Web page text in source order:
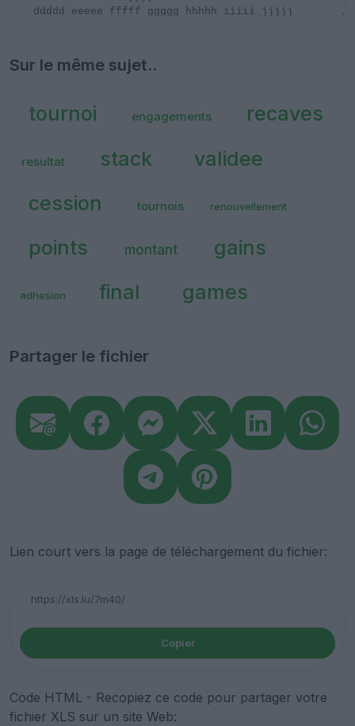
Sur le même sujet..
tournoi engagements recaves
resultat stack
validee
cession
tournois renouvellement
points montant gains
adhesion final games
Partager le fichier
Lien court vers la page de téléchargement du fichier:
Copier
Code HTML - Recopiez ce code pour partager votre
fichier XLS sur un site Web: